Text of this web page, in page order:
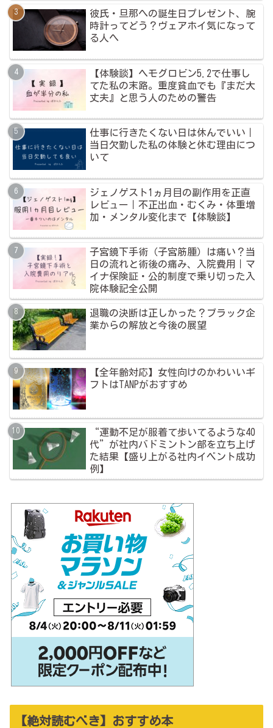
彼氏・旦那への誕生日プレゼント、腕
時計ってどう？ヴェアホイ気になって
る人へ
【体験談】ヘモグロビン5.2で仕事し
てた私の末路。重度貧血でも『まだ大
丈夫』と思う人のための警告
仕事に行きたくない日は休んでいい｜
当日欠勤した私の体験と休む理由につ
いて
ジェノゲスト1ヵ月目の副作用を正直
レビュー｜不正出血・むくみ・体重増
加・メンタル変化まで【体験談】
子宮鏡下手術（子宮筋腫）は痛い？当
日の流れと術後の痛み、入院費用｜マ
イナ保険証・公的制度で乗り切った入
院体験記全公開
退職の決断は正しかった？ブラック企
業からの解放と今後の展望
【全年齢対応】女性向けのかわいいギ
フトはTANPがおすすめ
“運動不足が服着て歩いてるような40
代”が社内バドミントン部を立ち上げ
た結果【盛り上がる社内イベント成功
例】
【絶対読むべき】おすすめ本